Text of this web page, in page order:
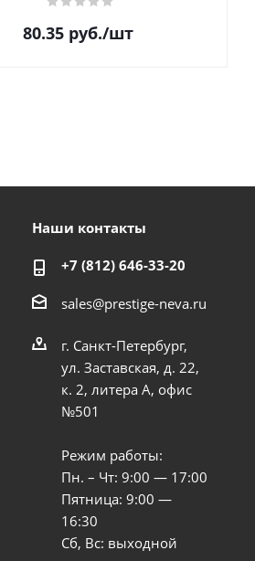
80.35руб./шт
Наши контакты
+7 (812) 646-33-20
sales@prestige-neva.ru
г. Санкт-Петербург,
ул. Заставская, д. 22,
к. 2, литера А, офис
№501
Режим работы:
Пн. – Чт: 9:00 — 17:00
Пятница: 9:00 —
16:30
Сб, Вс: выходной